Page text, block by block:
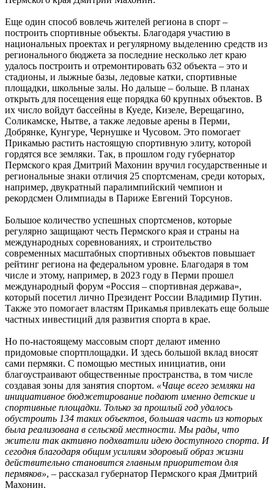
Еще один способ вовлечь жителей региона в спорт –
построить спортивные объекты. Благодаря участию в
национальных проектах и регулярному выделению средств из
регионального бюджета за последние несколько лет краю
удалось построить и отремонтировать 632 объекта – это и
стадионы, и лыжные базы, ледовые катки, спортивные
площадки, школьные залы. Но дальше – больше. В планах
открыть для посещения еще порядка 60 крупных объектов. В
их число войдут бассейны в Куеде, Кизеле, Верещагино,
Соликамске, Нытве, а также ледовые арены в Перми,
Добрянке, Кунгуре, Чернушке и Чусовом. Это помогает
Прикамью растить настоящую спортивную элиту, которой
гордятся все земляки. Так, в прошлом году губернатор
Пермского края Дмитрий Махонин вручил государственные и
региональные знаки отличия 25 спортсменам, среди которых,
например, двукратный паралимпийский чемпион и
рекордсмен Олимпиады в Париже Евгений Торсунов.
Большое количество успешных спортсменов, которые
регулярно защищают честь Пермского края и страны на
международных соревнованиях, и строительство
современных масштабных спортивных объектов повышает
рейтинг региона на федеральном уровне. Благодаря в том
числе и этому, например, в 2023 году в Перми прошел
международный форум «Россия – спортивная держава»,
который посетил лично Президент России Владимир Путин.
Также это помогает властям Прикамья привлекать еще больше
частных инвестиций для развития спорта в крае.
Но по-настоящему массовым спорт делают именно
придомовые спортплощадки. И здесь большой вклад вносят
сами пермяки. С помощью местных инициатив, они
благоустраивают общественные пространства, в том числе
создавая зоны для занятия спортом. «Чаще всего земляки на
инициативное бюджетирование подают именно детские и
спортивные площадки. Только за прошлый год удалось
обустроить 134 таких объектов, большая часть из которых
была реализована в сельской местности. Мы рады, что
жители так активно подхватили идею доступного спорта. И
сегодня благодаря общим усилиям здоровый образ жизни
действительно становится главным приоритетом для
пермяков», – рассказал губернатор Пермского края Дмитрий
Махонин.